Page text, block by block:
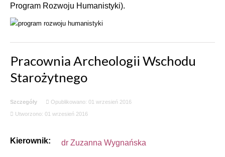
Program Rozwoju Humanistyki).
Pracownia Archeologii Wschodu
Starożytnego
Szczegóły
Opublikowano: 01 wrzesień 2016
Utworzono: 01 wrzesień 2016
Kierownik: dr Zuzanna Wygnańska